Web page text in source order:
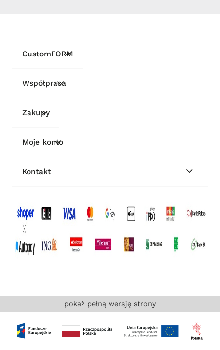
CustomFORM
Współpraca
Zakupy
Moje konto
Kontakt
pokaż pełną wersję strony